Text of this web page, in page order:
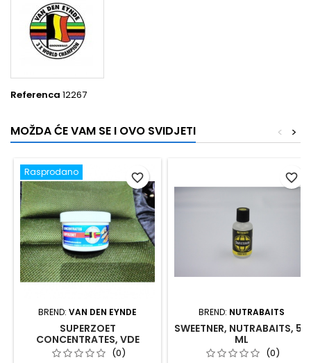
Referenca 12267
MOŽDA ĆE VAM SE I OVO SVIDJETI >
<
Rasprodano
BREND: VAN DEN EYNDE
SUPERZOET
CONCENTRATES, VDE
(0)
favorite_border
BREND: NUTRABAITS
SWEETNER, NUTRABAITS, 50
ML
(0)
favorite_border